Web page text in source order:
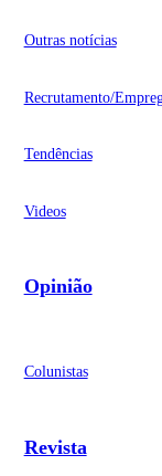
Outras notícias
Recrutamento/
Tendências
Videos
Opinião
Colunistas
Revista